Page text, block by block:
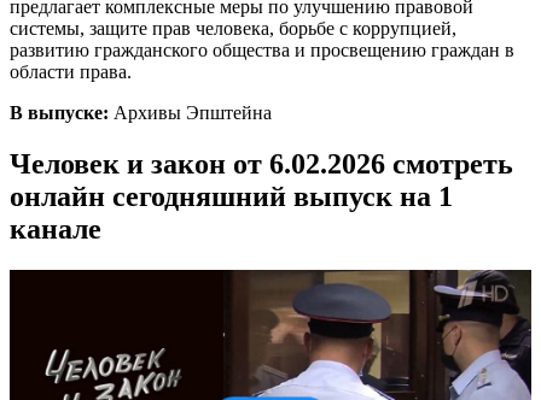
предлагает комплексные меры по улучшению правовой
системы, защите прав человека, борьбе с коррупцией,
развитию гражданского общества и просвещению граждан в
области права.
В выпуске: Архивы Эпштейна
Человек и закон от 6.02.2026 смотреть
онлайн сегодняшний выпуск на 1
канале